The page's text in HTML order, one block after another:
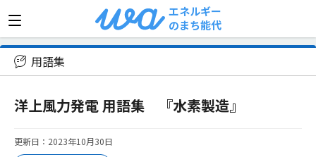
エネルギー
のまち能代
洋上風力発電 用語集 『水素製造』
用語集
洋上風力発電 用語集 『水素製造』
更新日：2023年10月30日